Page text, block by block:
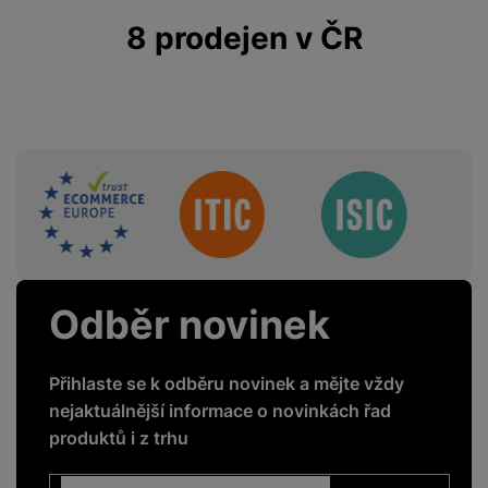
8 prodejen v ČR
Sdružení
Odběr novinek
Přihlaste se k odběru novinek a mějte vždy
nejaktuálnější informace o novinkách řad
produktů i z trhu